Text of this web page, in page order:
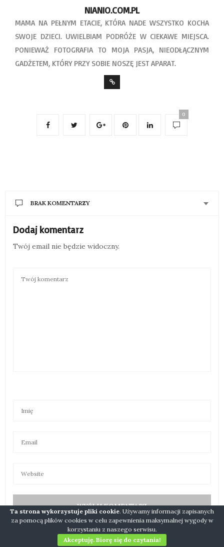
NIANIO.COM.PL
MAMA NA PEŁNYM ETACIE, KTÓRA NADE WSZYSTKO KOCHA
SWOJE DZIECI. UWIELBIAM PODRÓŻE W CIEKAWE MIEJSCA.
PONIEWAŻ FOTOGRAFIA TO MOJA PASJA, NIEODŁĄCZNYM
GADŻETEM, KTÓRY PRZY SOBIE NOSZĘ JEST APARAT.
0
BRAK KOMENTARZY
Dodaj komentarz
Twój email nie będzie widoczny.
60 + Akcja WWF Godzina dla Ziemi
Ta strona wykorzystuje pliki cookie. Używamy informacji zapisanych
za pomocą plików cookies w celu zapewnienia maksymalnej wygody w
korzystaniu z naszego serwisu.
Akceptuję. Biorę się do czytania!